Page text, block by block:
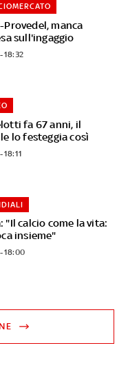
manca
sull'ingaggio
18:32
fa 67 anni, il
lo festeggia così
18:11
"Il calcio come la vita:
insieme"
18:00